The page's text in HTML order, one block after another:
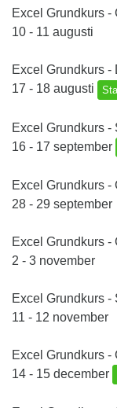
Excel Grundkurs -
10 - 11 augusti
Excel Grundkurs -
17 - 18 augusti
Excel Grundkurs -
16 - 17 september
Excel Grundkurs -
28 - 29 september
Excel Grundkurs -
2 - 3 november
Excel Grundkurs -
11 - 12 november
Excel Grundkurs -
14 - 15 december